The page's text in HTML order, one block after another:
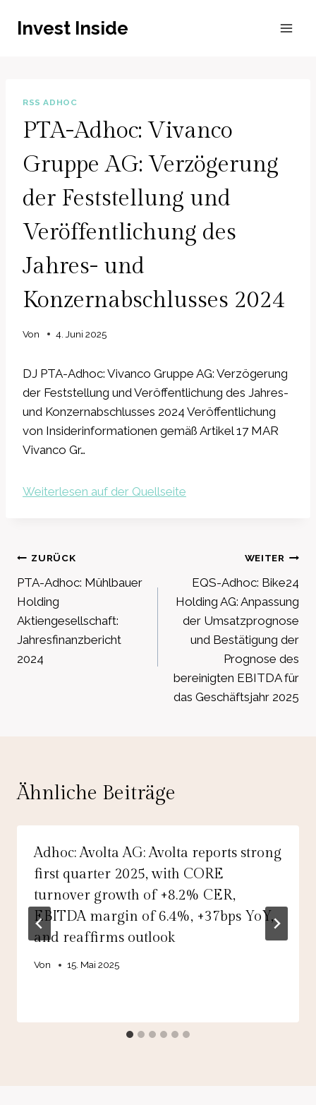
InhaltInvest Inside
RSS ADHOC
PTA-Adhoc: Vivanco
Gruppe AG: Verzögerung
der Feststellung und
Veröffentlichung des
Jahres- und
Konzernabschlusses 2024
Von 4. Juni 2025
DJ PTA-Adhoc: Vivanco Gruppe AG: Verzögerung
der Feststellung und Veröffentlichung des Jahres-
und Konzernabschlusses 2024 Veröffentlichung
von Insiderinformationen gemäß Artikel 17 MAR
Vivanco Gr…
Weiterlesen auf der Quellseite
Beitragsnavigation
ZURÜCK
PTA-Adhoc: Mühlbauer
Holding
Aktiengesellschaft:
Jahresfinanzbericht
2024
WEITER
EQS-Adhoc: Bike24
Holding AG: Anpassung
der Umsatzprognose
und Bestätigung der
Prognose des
bereinigten EBITDA für
das Geschäftsjahr 2025
Ähnliche Beiträge
Adhoc: Avolta AG: Avolta reports strong
first quarter 2025, with CORE
turnover growth of +8.2% CER,
EBITDA margin of 6.4%, +37bps YoY,
and reaffirms outlook
Von 15. Mai 2025